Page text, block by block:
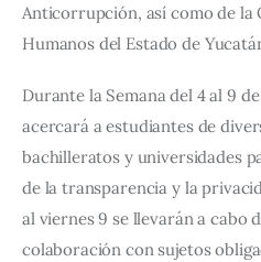
Anticorrupción, así como de la
Humanos del Estado de
Durante la Semana del 4 al 9
acercará a estudiantes de
bachilleratos y universidades
de la transparencia y la
al viernes 9 se llevarán a cabo
colaboración con sujetos